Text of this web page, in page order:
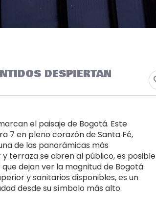
DESPIERTAN
el paisaje de Bogotá. Este
7 en pleno corazón de Santa Fé,
de las panorámicas más
terraza se abren al público, es posible
dejan ver la magnitud de Bogotá
y sanitarios disponibles, es un
desde su símbolo más alto.